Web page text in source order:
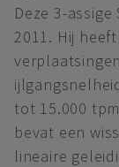
Deze 3-
2011. Hij
tot 15.000
bevat een
lineaire